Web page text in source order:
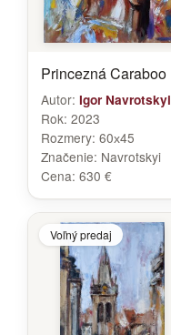
Princezná Caraboo
Autor: Igor Navrotskyi
Rok: 2023
Rozmery: 60х45
Značenie: Navrotskyi
Cena: 630 €
Voľný predaj